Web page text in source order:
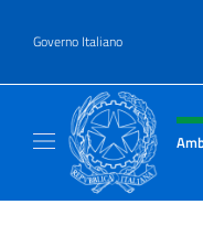
Governo Italiano
Intestazione